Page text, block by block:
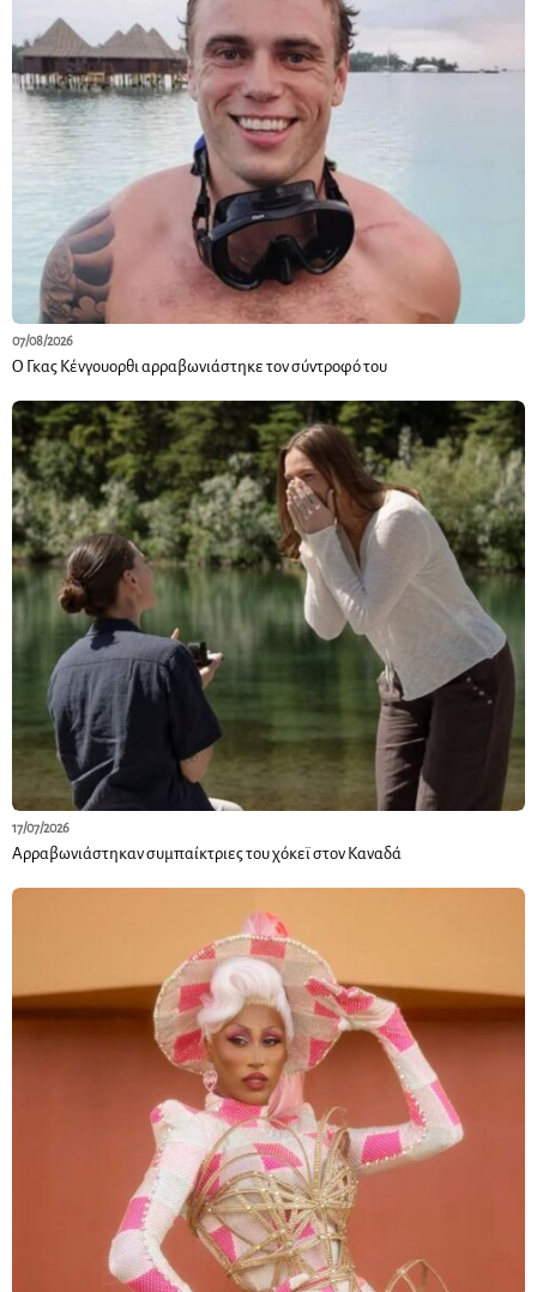
07/08/2026
Ο Γκας Κένγουορθι αρραβωνιάστηκε τον σύντροφό του
17/07/2026
Αρραβωνιάστηκαν συμπαίκτριες του χόκεϊ στον Καναδά